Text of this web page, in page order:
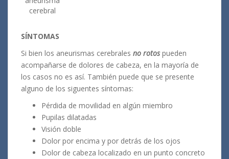
cerebral
SÍNTOMAS
Si bien los aneurismas cerebrales no rotospueden
acompañarse de dolores de cabeza, en la mayoría de
los casos no es así. También puede que se presente
alguno de los siguentes síntomas:
Pérdida de movilidad en algún miembro
Pupilas dilatadas
Visión doble
Dolor por encima y por detrás de los ojos
Dolor de cabeza localizado en un punto concreto